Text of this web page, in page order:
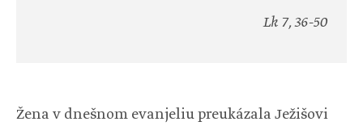
Lk 7, 36-50
Žena v dnešnom evanjeliu preukázala Ježišovi